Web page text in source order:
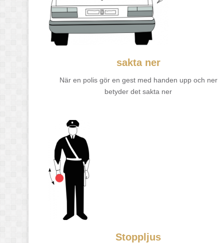
sakta ner
När en polis gör en gest med handen upp och ner
betyder det sakta ner
Stoppljus